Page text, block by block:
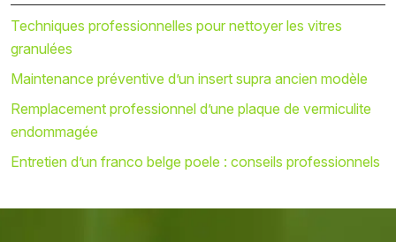
Techniques professionnelles pour nettoyer les vitres
granulées
Maintenance préventive d’un insert supra ancien modèle
Remplacement professionnel d’une plaque de vermiculite
endommagée
Entretien d’un franco belge poele : conseils professionnels